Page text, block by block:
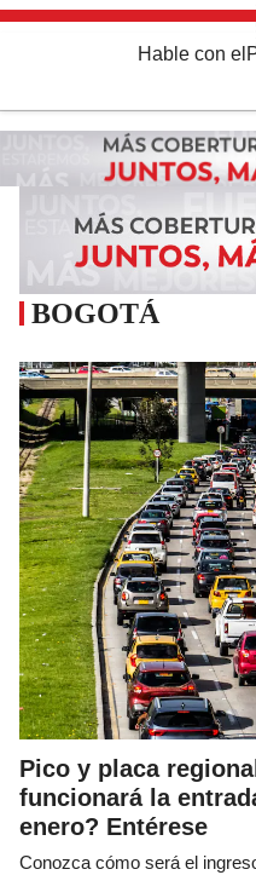
Hable con el
BOGOTÁ
Pico y placa
funcionará la
enero? Entérese
Conozca cómo será el